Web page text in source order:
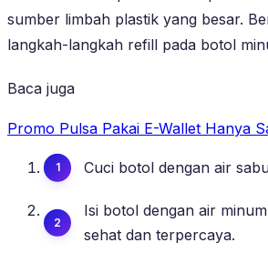
sumber limbah plastik yang besar.
langkah-langkah refill pada botol
Baca juga
Promo Pulsa Pakai E-Wallet Hanya
Cuci botol dengan air
Isi botol dengan air
sehat dan terpercaya.